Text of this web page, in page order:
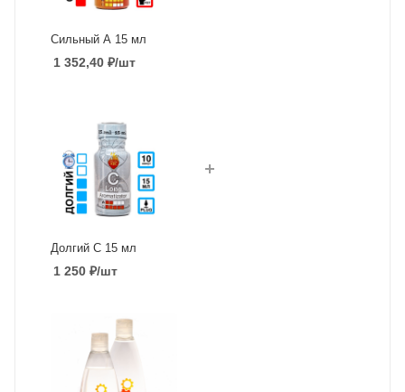
Сильный А 15 мл
1 352,40₽/шт
Долгий C 15 мл
1 250₽/шт